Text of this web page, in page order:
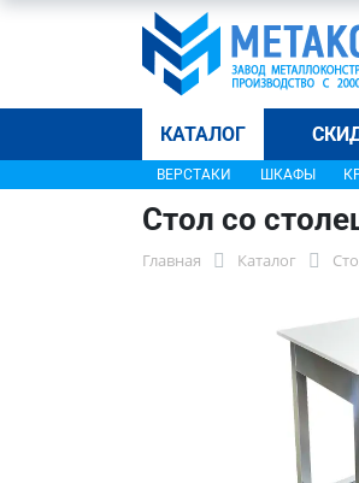
КАТАЛОГ
ВЕРСТАКИ ШКАФЫ
Стол со
Главная Каталог